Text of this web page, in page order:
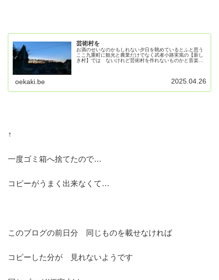
芸術村を
お酒のせいなのかもしれない夕日を眺めているとふと思う
ここ九重町に観光と農業だけでなく武者小路実篤の【新し
き村】では ないけれど芸術村を作れないものかと音楽や
oekaki.be 2025.04.26
↑
一度ゴミ箱へ捨てたので…
コピーがうまく出来なくて…
このブログの前日分 同じものを載せなければ
コピーした分が 見れないようです